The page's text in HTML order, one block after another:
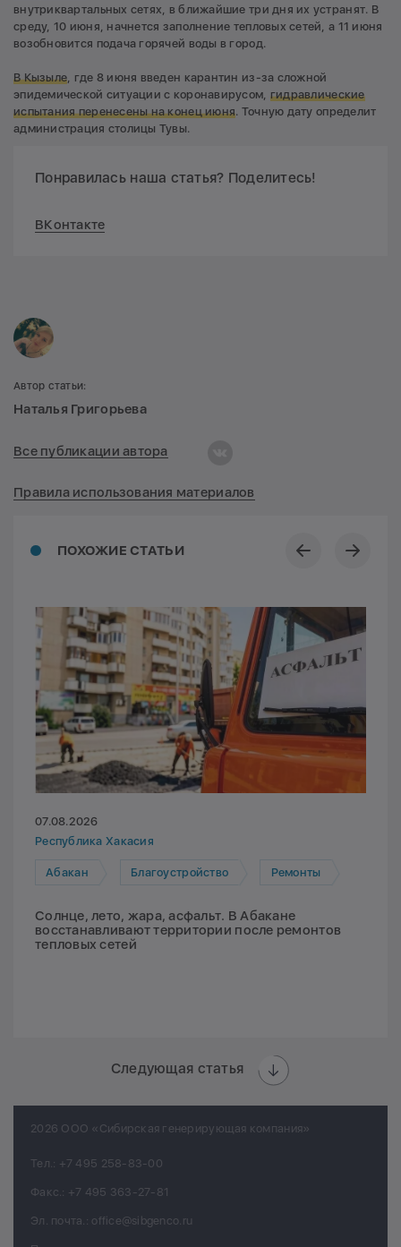
внутриквартальных сетях, в ближайшие три дня их устранят. В
среду, 10 июня, начнется заполнение тепловых сетей, а 11 июня
возобновится подача горячей воды в город.
В Кызыле, где 8 июня введен карантин из-за сложной
эпидемической ситуации с коронавирусом, гидравлические
испытания перенесены на конец июня. Точную дату определит
администрация столицы Тувы.
Понравилась наша статья? Поделитесь!
ВКонтакте
ПОХОЖИЕ СТАТЬИ
07.08.2026
Республика Хакасия
Абакан Благоустройство Ремонты
Солнце, лето, жара, асфальт. В Абакане
восстанавливают территории после ремонтов
тепловых сетей
Следующая статья
Автор статьи:
Наталья Григорьева
Все публикации автора
Правила использования материалов
2026 ООО «Сибирская генерирующая компания»
Тел.: +7 495 258-83-00
Факс.: +7 495 363-27-81
Эл. почта.: office@sibgenco.ru